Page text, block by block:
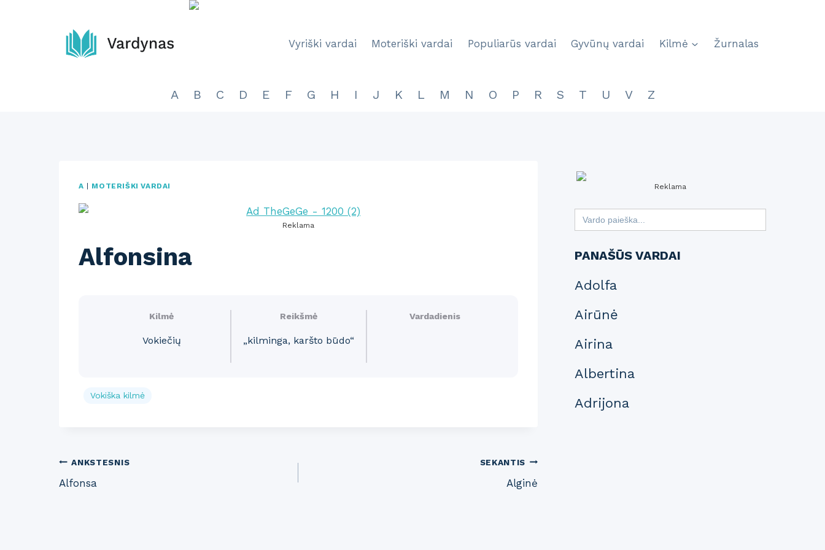
Vyriški vardai Moteriški vardai Populiarūs vardai Gyvūnų vardai Kilmė Žurnalas
A B C D E F G H I J K L M N O P R S T U V Z
A MOTERIŠKI VARDAI
Reklama
Alfonsina
Kilmė
Vokiečių
Reikšmė
„kilminga, karšto būdo“
Vardadienis
Vokiška kilmė
Post
navigation
ANKSTESNIS
Alfonsa
SEKANTIS
Alginė
Reklama
Search
for:
PANAŠŪS VARDAI
Adolfa
Airūnė
Airina
Albertina
Adrijona